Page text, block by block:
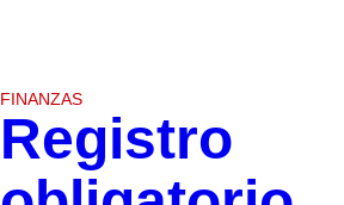
FINANZAS
Registro